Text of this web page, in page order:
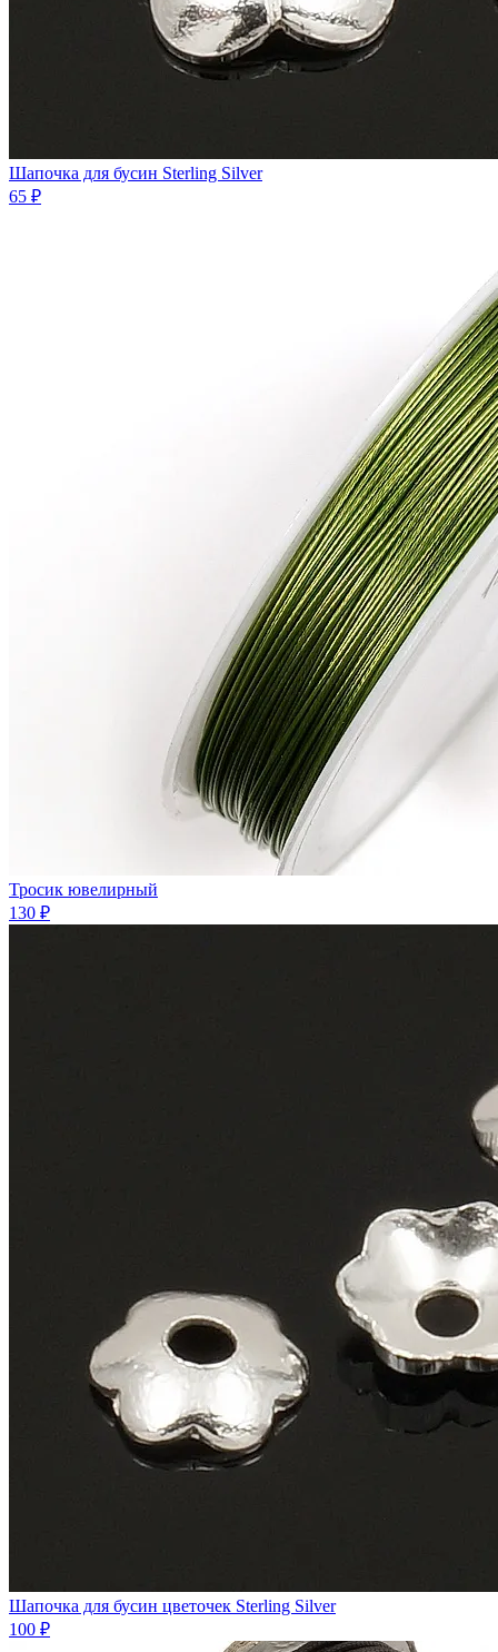
Шапочка для бусин Sterling Silver
65 ₽
Тросик ювелирный
130 ₽
Шапочка для бусин цветочек Sterling Silver
100 ₽